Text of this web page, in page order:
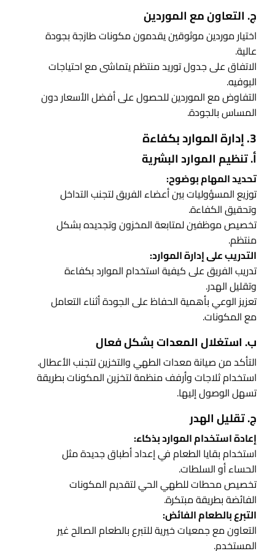
ج. التعاون مع الموردين
اختيار موردين موثوقين يقدمون مكونات طازجة بجودة
عالية.
الاتفاق على جدول توريد منتظم يتماشى مع احتياجات
البوفيه.
التفاوض مع الموردين للحصول على أفضل الأسعار دون
المساس بالجودة.
3. إدارة الموارد بكفاءة
أ. تنظيم الموارد البشرية
تحديد المهام بوضوح:
توزيع المسؤوليات بين أعضاء الفريق لتجنب التداخل
وتحقيق الكفاءة.
تخصيص موظفين لمتابعة المخزون وتجديده بشكل
منتظم.
التدريب على إدارة الموارد:
تدريب الفريق على كيفية استخدام الموارد بكفاءة
وتقليل الهدر.
تعزيز الوعي بأهمية الحفاظ على الجودة أثناء التعامل
مع المكونات.
ب. استغلال المعدات بشكل فعال
التأكد من صيانة معدات الطهي والتخزين لتجنب الأعطال.
استخدام ثلاجات وأرفف منظمة لتخزين المكونات بطريقة
تسهل الوصول إليها.
ج. تقليل الهدر
إعادة استخدام الموارد بذكاء:
استخدام بقايا الطعام في إعداد أطباق جديدة مثل
الحساء أو السلطات.
تخصيص محطات للطهي الحي لتقديم المكونات
الفائضة بطريقة مبتكرة.
التبرع بالطعام الفائض:
التعاون مع جمعيات خيرية للتبرع بالطعام الصالح غير
المستخدم.